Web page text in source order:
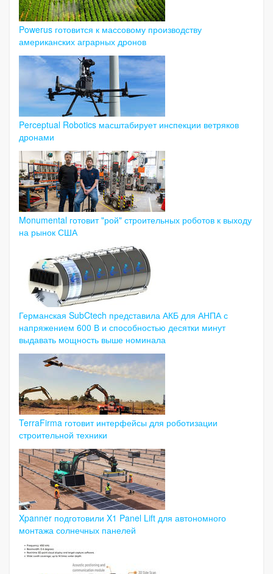
Powerus готовится к массовому производству
американских аграрных дронов
Perceptual Robotics масштабирует инспекции ветряков
дронами
Monumental готовит "рой" строительных роботов к выходу
на рынок США
Германская SubCtech представила АКБ для АНПА с
напряжением 600 В и способностью десятки минут
выдавать мощность выше номинала
TerraFirma готовит интерфейсы для роботизации
строительной техники
Xpanner подготовили X1 Panel Lift для автономного
монтажа солнечных панелей